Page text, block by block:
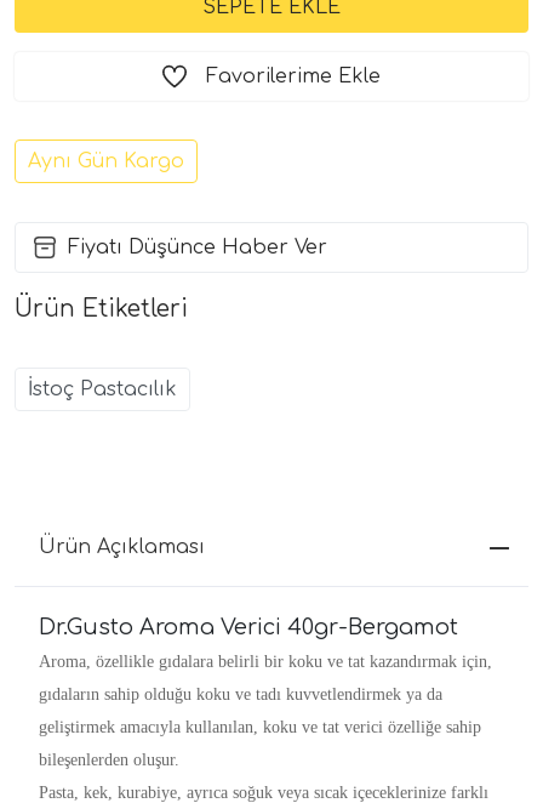
Favorilerime Ekle
Aynı Gün Kargo
Fiyatı Düşünce Haber Ver
Ürün Etiketleri
İstoç Pastacılık
Ürün Açıklaması
Dr.Gusto Aroma Verici 40gr-Bergamot
Aroma, özellikle gıdalara belirli bir koku ve tat kazandırmak için,
gıdaların sahip olduğu koku ve tadı kuvvetlendirmek ya da
geliştirmek amacıyla kullanılan, koku ve tat verici özelliğe sahip
bileşenlerden oluşur.
Pasta, kek, kurabiye, ayrıca soğuk veya sıcak içeceklerinize farklı